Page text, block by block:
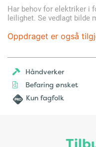
Har behov for elektriker i
leilighet. Se vedlagt bilde
Oppdraget er også
Håndverker
Befaring ønsket
Kun fagfolk